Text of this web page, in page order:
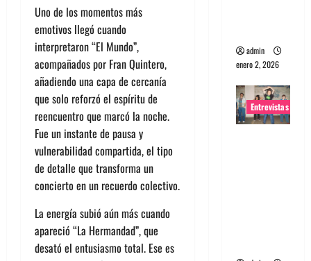
Uno de los momentos más
emotivos llegó cuando
interpretaron“El Mundo”,
acompañados por Fran Quintero,
añadiendo una capa de cercanía
que solo reforzó el espíritu de
reencuentro que marcó la noche.
Fue un instante de pausa y
vulnerabilidad compartida, el tipo
de detalle que transforma un
concierto en un recuerdo colectivo.
La energía subió aún más cuando
apareció “La Hermandad”, que
desató el entusiasmo total. Ese es
admin
enero 2, 2026
Entrevistas